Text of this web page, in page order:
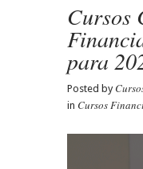
Cursos
para
Posted by
in Cursos